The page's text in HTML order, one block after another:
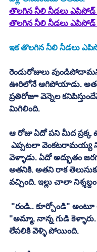
తొలగిన నీలి నీడలు ఎపిసోడ్
తొలగిన నీలి నీడలు ఎపిసోడ్
ఇక తొలగిన నీలి నీడలు
రెండురోజులు వుండిపోదామని వచ్చిన
ఊరిలోనే ఆగిపోయాడు. అతను
ప్రతిరోజూ వెన్నెల
మిగిలింది.
వెళ్ళాడు. ఏదో అద్భుతం
అతనికి. అతని రాక
వచ్చింది. ఇల్లు చాలా
"రండి.. కూర్చోండి"
"అమ్మా, నాన్న గుడి
లేపలికి వెళ్ళి పోయింది.